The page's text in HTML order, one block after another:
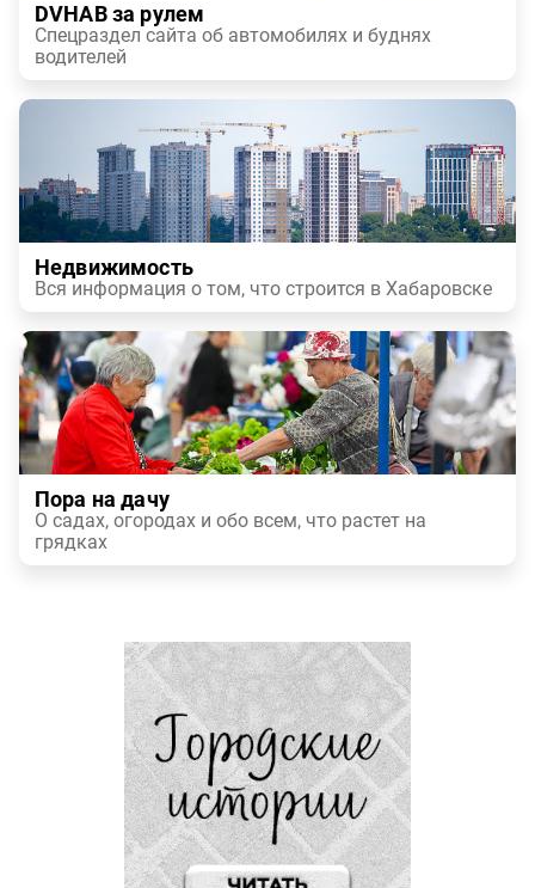
DVHAB за рулем
Спецраздел сайта об автомобилях и буднях
водителей
Недвижимость
Вся информация о том, что строится в Хабаровске
Пора на дачу
О садах, огородах и обо всем, что растет на
грядках